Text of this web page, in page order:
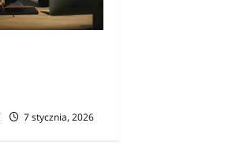
7 stycznia, 2026